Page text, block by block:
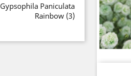
Gypsophila Paniculata
Rainbow (3)